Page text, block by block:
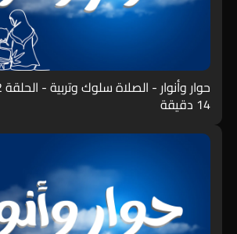
حوار وأنوار - الصلاة سلوك وتربية - الحلقة 12
14 دقيقة